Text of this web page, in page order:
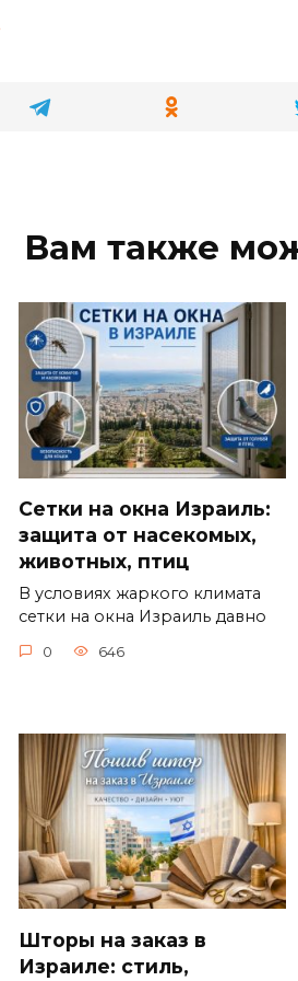
Вам также
Сетки на окна Израиль:
защита от насекомых,
животных, птиц
В условиях жаркого климата
сетки на окна Израиль давно
0 646
Шторы на заказ в
Израиле: стиль,